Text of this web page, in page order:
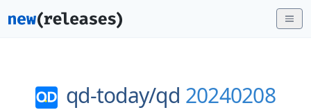
qd-today/qd 20240208